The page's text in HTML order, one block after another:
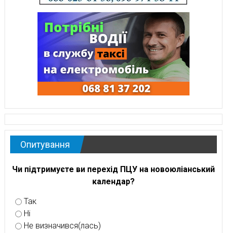
Опитування
Чи підтримуєте ви перехід ПЦУ на новоюліанський
календар?
Так
Ні
Не визначився(лась)